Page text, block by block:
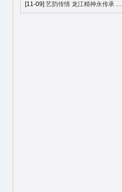
[11-09] 艺韵传情 龙江精神永传承 …